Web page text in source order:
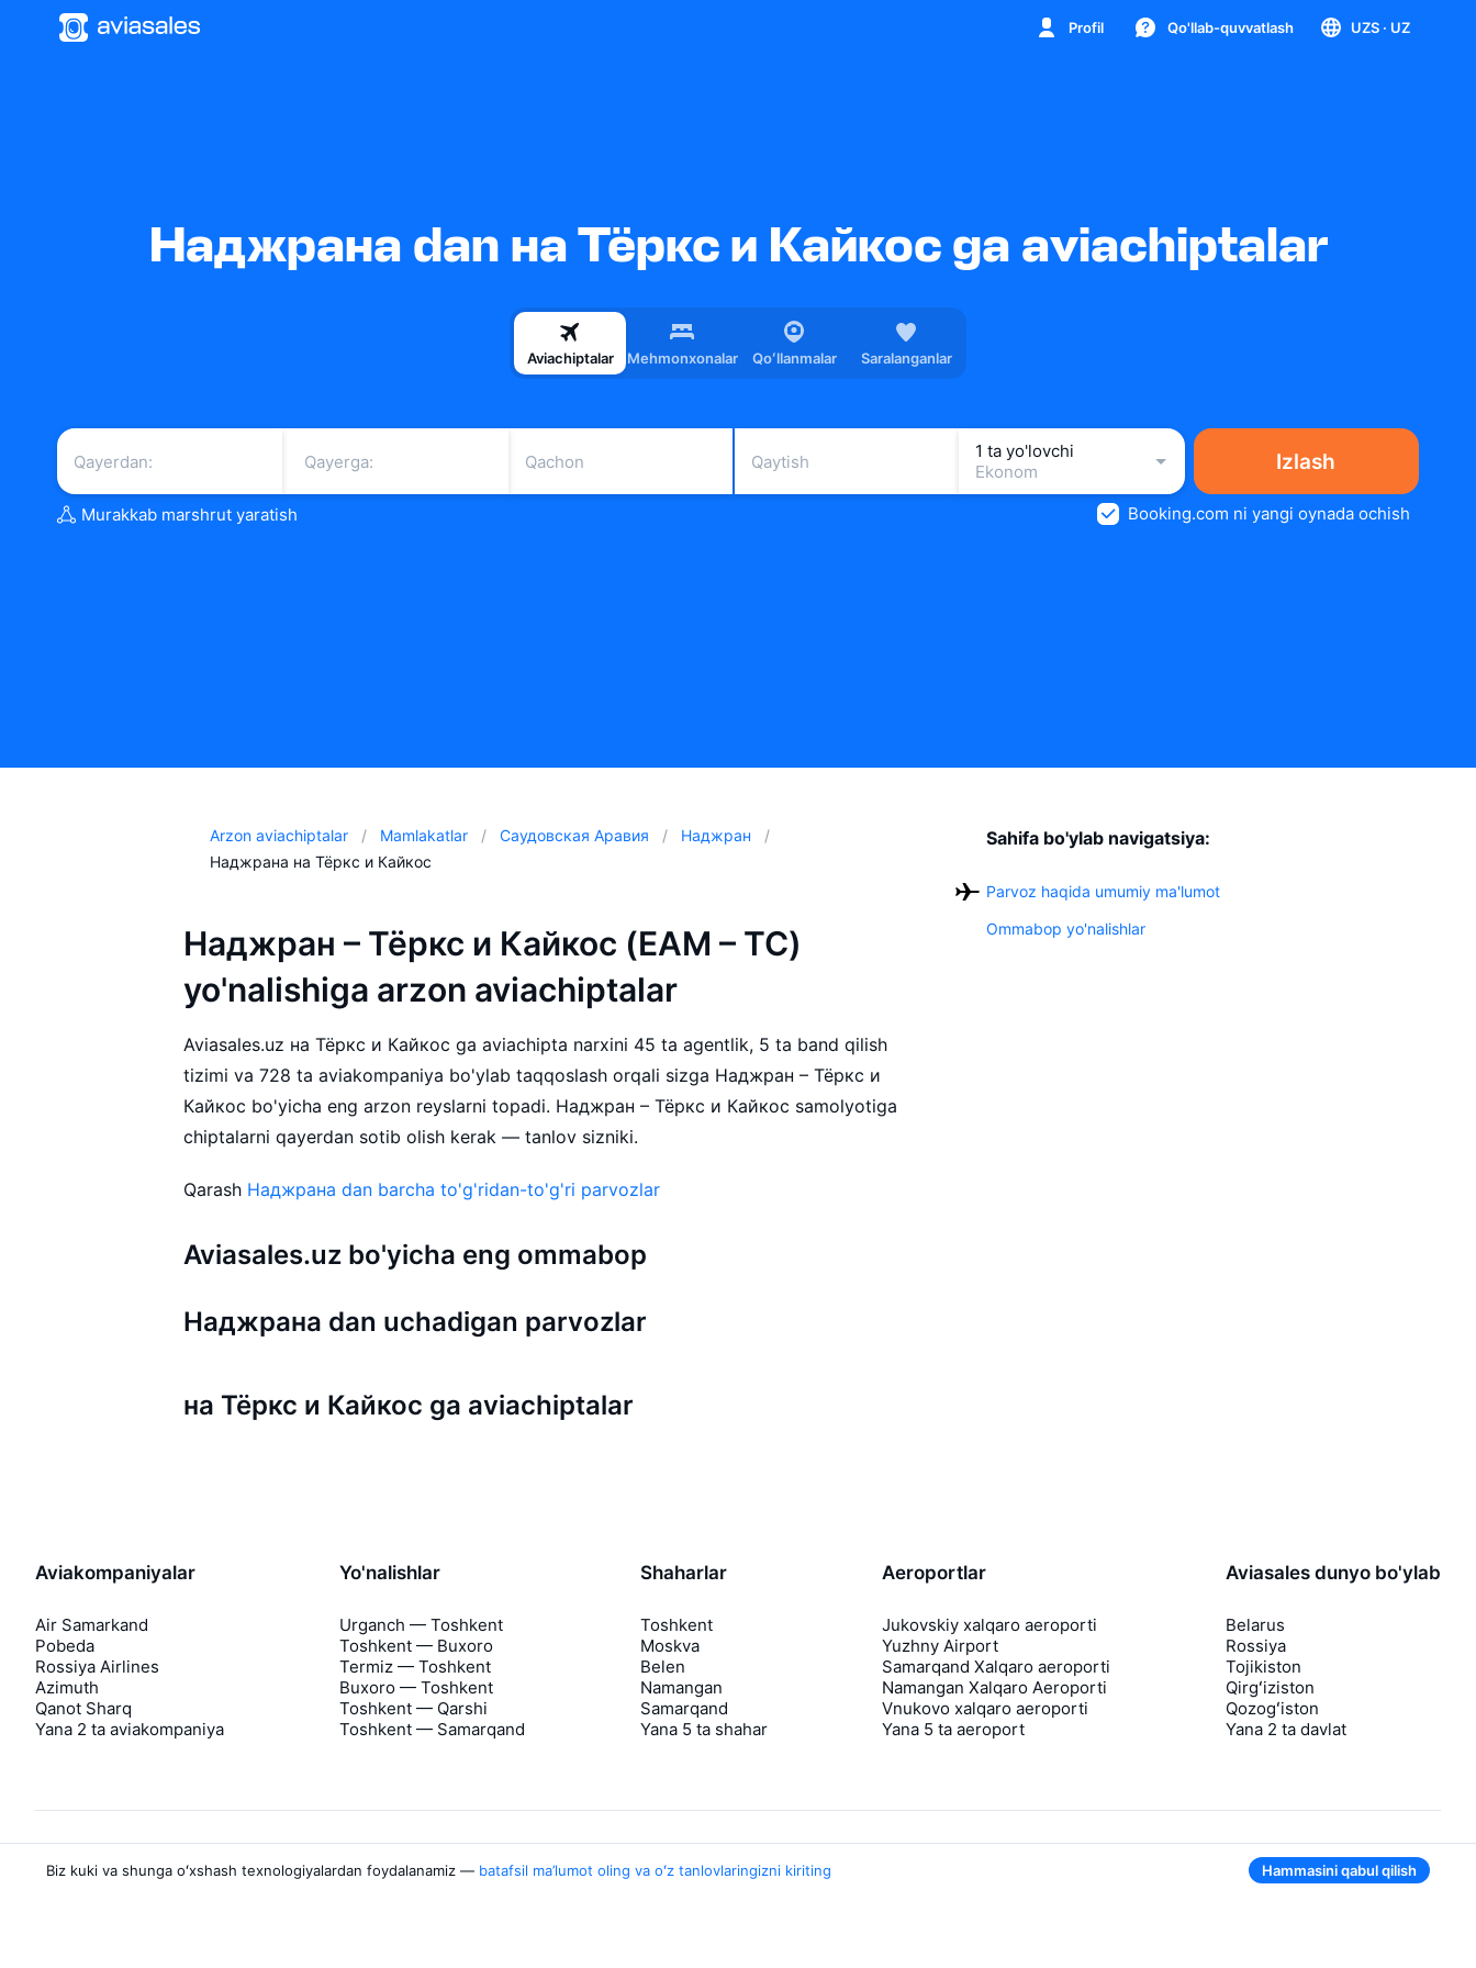
Profil Qo'llab-quvvatlash UZS · UZ
Наджрана dan на Тёркс и Кайкос ga aviachiptalar
Aviachiptalar Mehmonxonalar Qoʻllanmalar Saralanganlar
Qachon Qaytish
1 ta yo'lovchi
Ekonom
Izlash
Murakkab marshrut yaratish Booking.com ni yangi oynada ochish
Arzon aviachiptalar Mamlakatlar Саудовская Аравия
Наджран
Наджрана на Тёркс и Кайкос
Наджран – Тёркс и Кайкос (EAM – TC)
yo'nalishiga arzon aviachiptalar
Aviasales.uz на Тёркс и Кайкос ga aviachipta narxini 45 ta agentlik, 5 ta band qilish
tizimi va 728 ta aviakompaniya bo'ylab taqqoslash orqali sizga Наджран – Тёркс и
Кайкос bo'yicha eng arzon reyslarni topadi. Наджран – Тёркс и Кайкос samolyotiga
chiptalarni qayerdan sotib olish kerak — tanlov sizniki.
Qarash Наджрана dan barcha to'g'ridan-to'g'ri parvozlar
Aviasales.uz bo'yicha eng ommabop
Наджрана dan uchadigan parvozlar
на Тёркс и Кайкос ga aviachiptalar
Sahifa bo'ylab navigatsiya:
Parvoz haqida umumiy ma'lumot
Ommabop yo'nalishlar
Aviakompaniyalar
Air Samarkand
Pobeda
Rossiya Airlines
Azimuth
Qanot Sharq
Yana 2 ta aviakompaniya
Yo'nalishlar
Urganch — Toshkent
Toshkent — Buxoro
Termiz — Toshkent
Buxoro — Toshkent
Toshkent — Qarshi
Toshkent — Samarqand
Shaharlar
Toshkent
Moskva
Belen
Namangan
Samarqand
Yana 5 ta shahar
Aeroportlar
Jukovskiy xalqaro aeroporti
Yuzhny Airport
Samarqand Xalqaro aeroporti
Namangan Xalqaro Aeroporti
Vnukovo xalqaro aeroporti
Yana 5 ta aeroport
Aviasales dunyo bo'ylab
Belarus
Rossiya
Tojikiston
Qirgʻiziston
Qozogʻiston
Yana 2 ta davlat
Biz kuki va shunga oʻxshash texnologiyalardan foydalanamiz — batafsil ma’lumot oling va oʻz tanlovlaringizni kiriting Hammasini qabul qilish